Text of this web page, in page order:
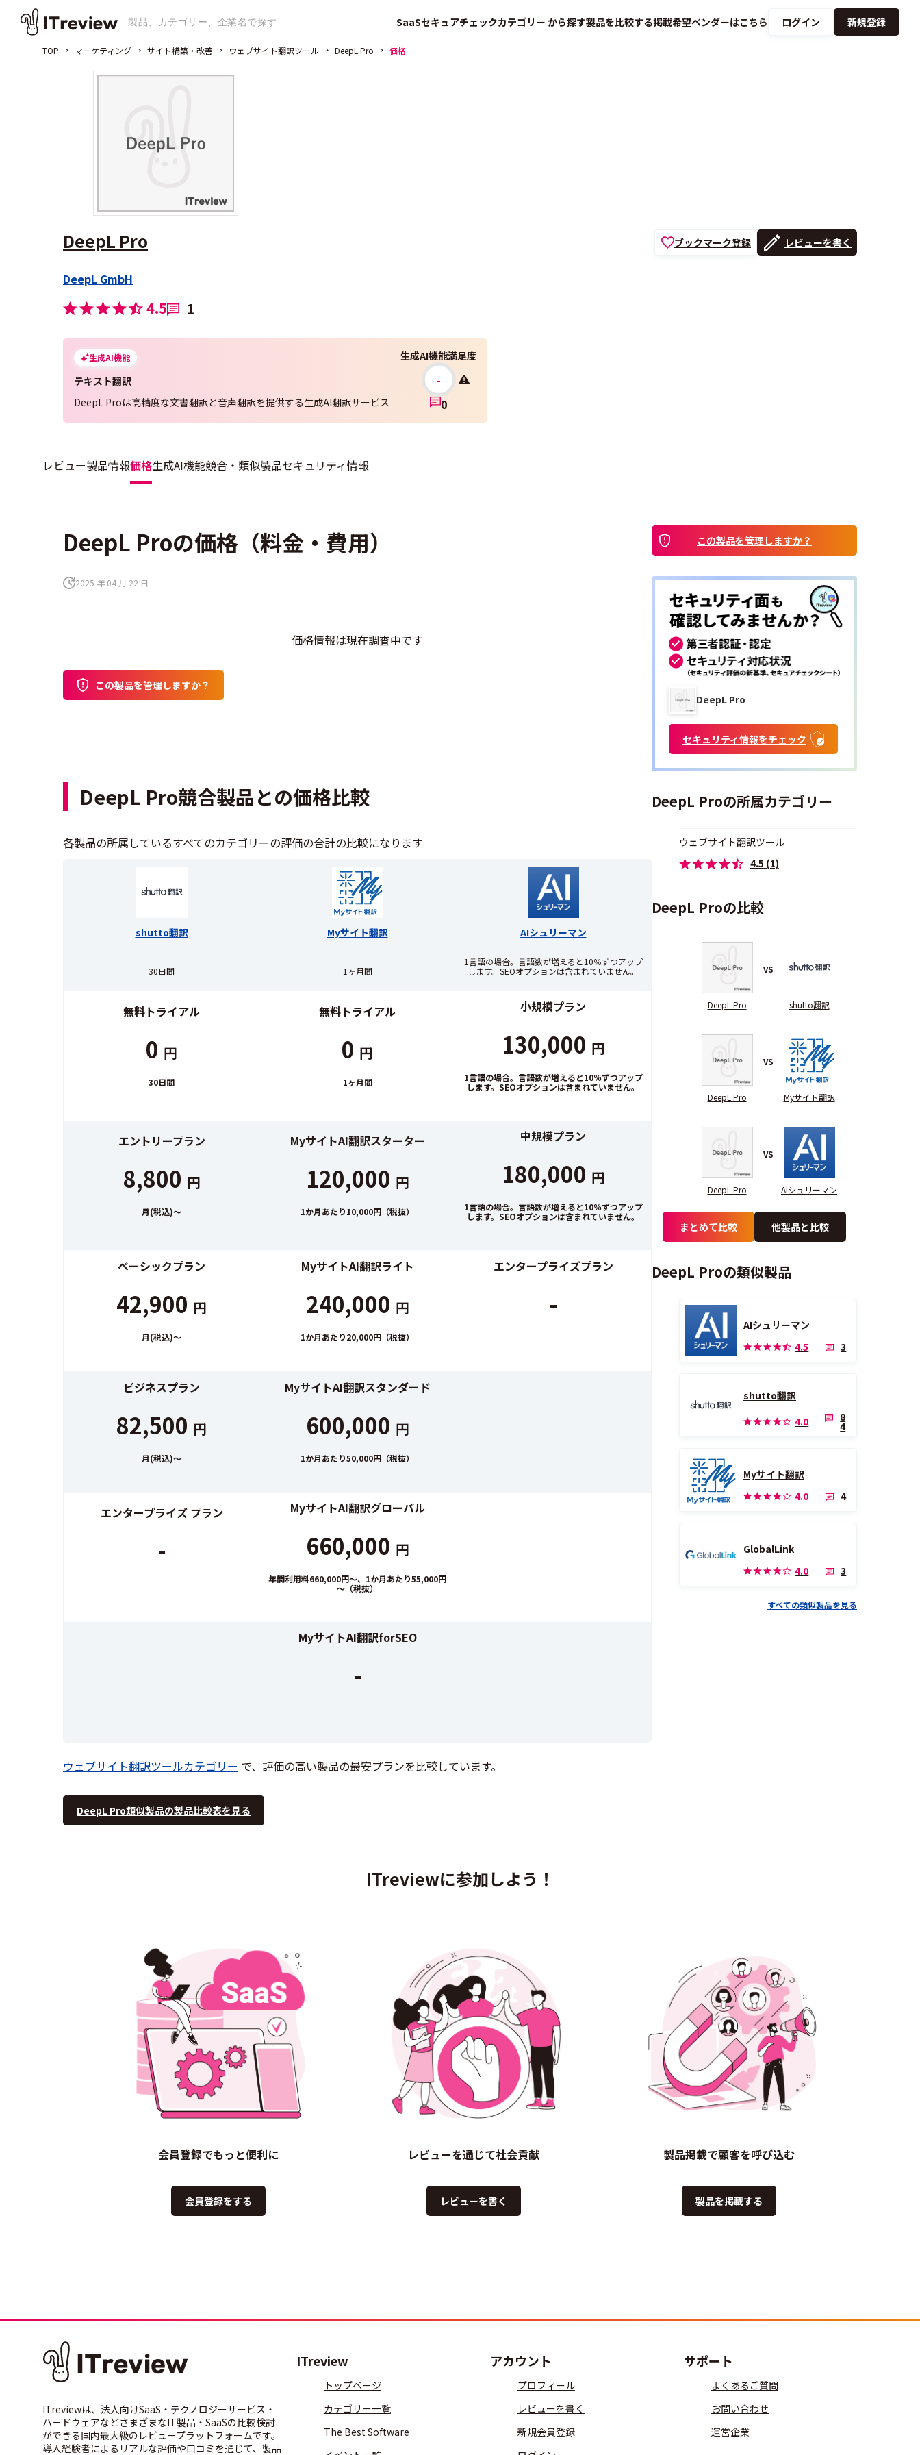
SaaSセキュアチェックカテゴリー から探す製品を比較する掲載希望ベンダーはこちら ログイン 新規登録
TOP マーケティング サイト構築・改善 ウェブサイト翻訳ツール DeepL Pro 価格
DeepL Pro
DeepL GmbH
4.5 1
生成AI機能
テキスト翻訳
DeepL Proは高精度な文書翻訳と音声翻訳を提供する生成AI翻訳サービス
生成AI機能満足度
-
0
ブックマーク登録 レビューを書く
レビュー製品情報価格生成AI機能競合・類似製品セキュリティ情報
DeepL Proの価格（料金・費用）
2025 年 04 月 22 日
価格情報は現在調査中です
この製品を管理しますか？
DeepL Pro競合製品との価格比較
各製品の所属しているすべてのカテゴリーの評価の合計の比較になります
shutto翻訳
30日間
無料トライアル
0 円
30日間
エントリープラン
8,800 円
月(税込)～
ベーシックプラン
42,900 円
月(税込)～
ビジネスプラン
82,500 円
月(税込)～
エンタープライズ プラン
-
Myサイト翻訳
1ヶ月間
無料トライアル
0 円
1ヶ月間
MyサイトAI翻訳スターター
120,000 円
1か月あたり10,000円（税抜）
MyサイトAI翻訳ライト
240,000 円
1か月あたり20,000円（税抜）
MyサイトAI翻訳スタンダード
600,000 円
1か月あたり50,000円（税抜）
MyサイトAI翻訳グローバル
660,000 円
年間利用料660,000円～、1か月あたり55,000円
～（税抜）
MyサイトAI翻訳forSEO
-
AIシュリーマン
1言語の場合。言語数が増えると10％ずつアップ
します。SEOオプションは含まれていません。
小規模プラン
130,000 円
1言語の場合。言語数が増えると10％ずつアップ
します。SEOオプションは含まれていません。
中規模プラン
180,000 円
1言語の場合。言語数が増えると10％ずつアップ
します。SEOオプションは含まれていません。
エンタープライズプラン
-
ウェブサイト翻訳ツールカテゴリー で、評価の高い製品の最安プランを比較しています。
DeepL Pro類似製品の製品比較表を見る
この製品を管理しますか？
DeepL Pro
セキュリティ情報をチェック
DeepL Proの所属カテゴリー
ウェブサイト翻訳ツール
4.5 (1)
DeepL Proの比較
DeepL Pro
VS
shutto翻訳
DeepL Pro
VS
Myサイト翻訳
DeepL Pro
VS
AIシュリーマン
まとめて比較 他製品と比較
DeepL Proの類似製品
AIシュリーマン
4.5
3
shutto翻訳
4.0
8
4
Myサイト翻訳
4.0
4
GlobalLink
4.0
3
すべての類似製品を見る
ITreviewに参加しよう！
会員登録でもっと便利に
会員登録をする
レビューを通じて社会貢献
レビューを書く
製品掲載で顧客を呼び込む
製品を掲載する
ITreviewは、法人向けSaaS・テクノロジーサービス・
ハードウェアなどさまざまなIT製品・SaaSの比較検討
ができる国内最大級のレビュープラットフォームです。
導入経験者によるリアルな評価や口コミを通じて、製品
ITreview
トップページ
カテゴリー一覧
The Best Software
アカウント
プロフィール
レビューを書く
新規会員登録
サポート
よくあるご質問
お問い合わせ
運営企業